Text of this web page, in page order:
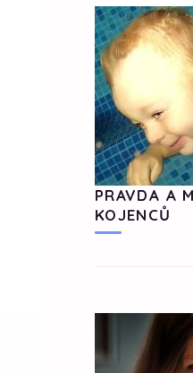
PRAVDA A
KOJENCŮ